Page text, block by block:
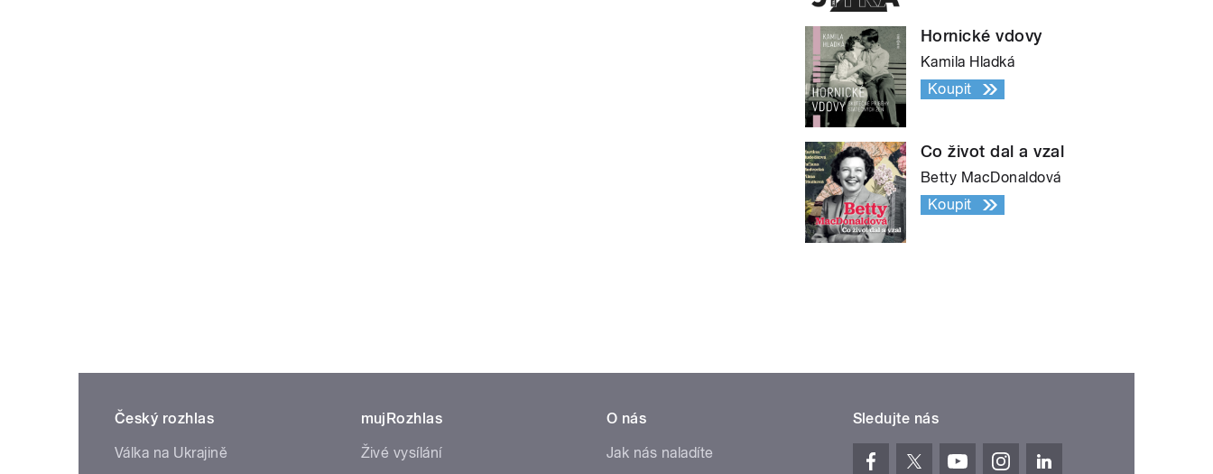
Hornické vdovy
Kamila Hladká
Koupit
Co život dal a vzal
Betty MacDonaldová
Koupit
Český rozhlas
Válka na Ukrajině
mujRozhlas
Živé vysílání
O nás
Jak nás naladíte
Sledujte nás